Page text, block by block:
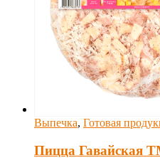
Выпечка, Готовая
Пицца Гавайская